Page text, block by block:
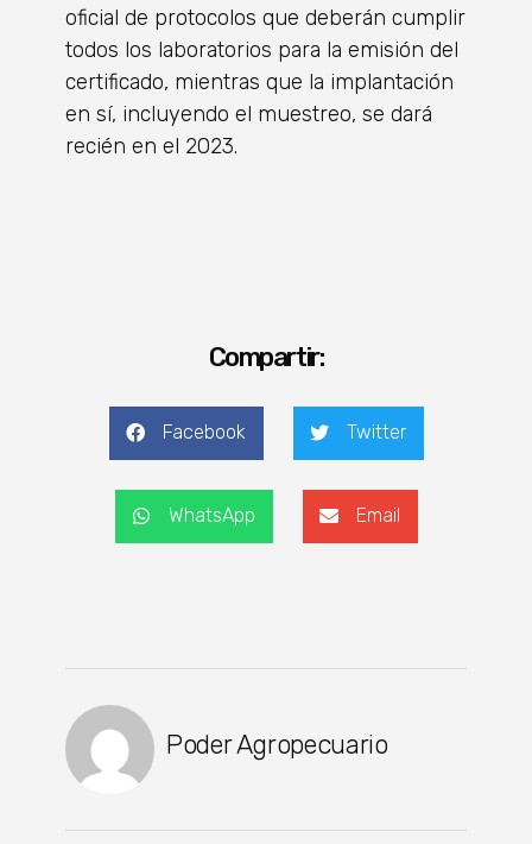
oficial de protocolos que deberán cumplir
todos los laboratorios para la emisión del
certificado, mientras que la implantación
en sí, incluyendo el muestreo, se dará
recién en el 2023.
Compartir:
Facebook Twitter
WhatsApp Email
Poder Agropecuario